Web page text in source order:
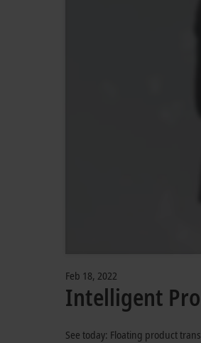
Feb 18, 2022
Intelligent
See today: Floating product